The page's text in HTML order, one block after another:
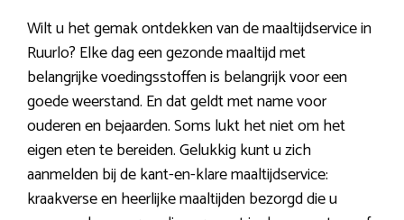
Wilt u het gemak ontdekken van de maaltijdservice in
Ruurlo? Elke dag een gezonde maaltijd met
belangrijke voedingsstoffen is belangrijk voor een
goede weerstand. En dat geldt met name voor
ouderen en bejaarden. Soms lukt het niet om het
eigen eten te bereiden. Gelukkig kunt u zich
aanmelden bij de kant-en-klare maaltijdservice:
kraakverse en heerlijke maaltijden bezorgd die u